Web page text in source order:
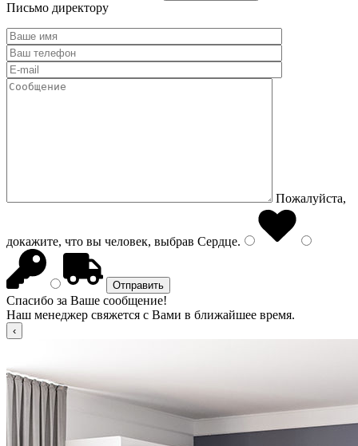
Письмо директору
Пожалуйста,
докажите, что вы человек, выбрав Сердце.
Спасибо за Ваше сообщение!
Наш менеджер свяжется с Вами в ближайшее время.